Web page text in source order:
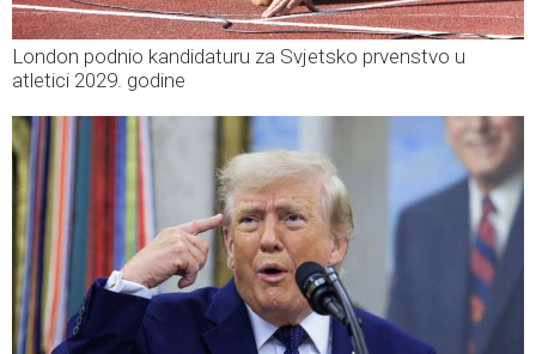
London podnio kandidaturu za Svjetsko prvenstvo u
atletici 2029. godine